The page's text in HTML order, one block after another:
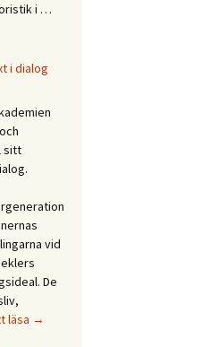
i …
i dialog
sitt
vid
De
läsa Forskningsprogrammet
→